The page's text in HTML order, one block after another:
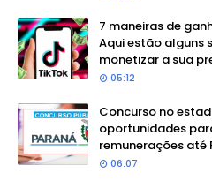
7 maneiras de
Aqui estão alguns
monetizar a sua
05:12
Concurso no
oportunidades
remunerações até
06:07